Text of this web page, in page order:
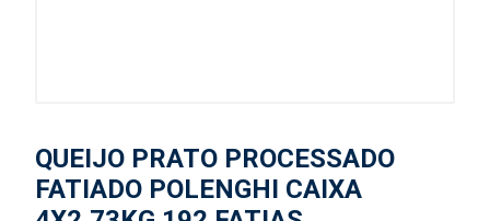
QUEIJO PRATO PROCESSADO
FATIADO POLENGHI CAIXA